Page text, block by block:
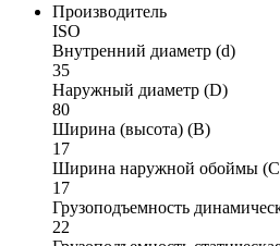
Производитель
ISO
Внутренний диаметр (d)
35
Наружный диаметр (D)
80
Ширина (высота) (B)
17
Ширина наружной обоймы
17
Грузоподъемность
22